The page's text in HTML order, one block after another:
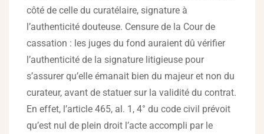
côté de celle du curatélaire, signature à
l’authenticité douteuse. Censure de la Cour de
cassation : les juges du fond auraient dû vérifier
l’authenticité de la signature litigieuse pour
s’assurer qu’elle émanait bien du majeur et non du
curateur, avant de statuer sur la validité du contrat.
En effet, l’article 465, al. 1, 4° du code civil prévoit
qu’est nul de plein droit l’acte accompli par le